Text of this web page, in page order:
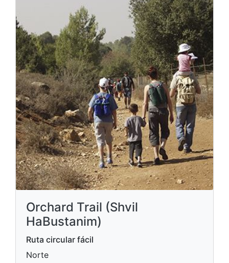
Orchard Trail (Shvil
HaBustanim)
Ruta circular fácil
Norte